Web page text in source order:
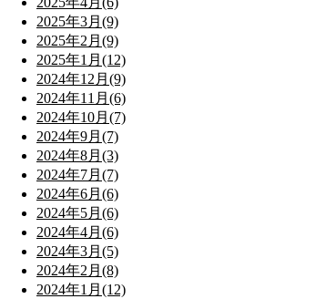
2025年3月(9)
2025年2月(9)
2025年1月(12)
2024年12月(9)
2024年11月(6)
2024年10月(7)
2024年9月(7)
2024年8月(3)
2024年7月(7)
2024年6月(6)
2024年5月(6)
2024年4月(6)
2024年3月(5)
2024年2月(8)
2024年1月(12)